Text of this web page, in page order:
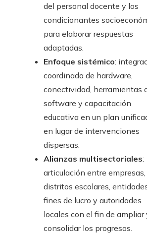
del personal docente y los
condicionantes
para elaborar respuestas
adaptadas.
Enfoque sistémico:
coordinada de hardware,
conectividad, herramientas
software y capacitación
educativa en un plan
en lugar de intervenciones
dispersas.
Alianzas multisectoriales:
articulación entre empresas,
distritos escolares,
fines de lucro y autoridades
locales con el fin de ampliar
consolidar los progresos.